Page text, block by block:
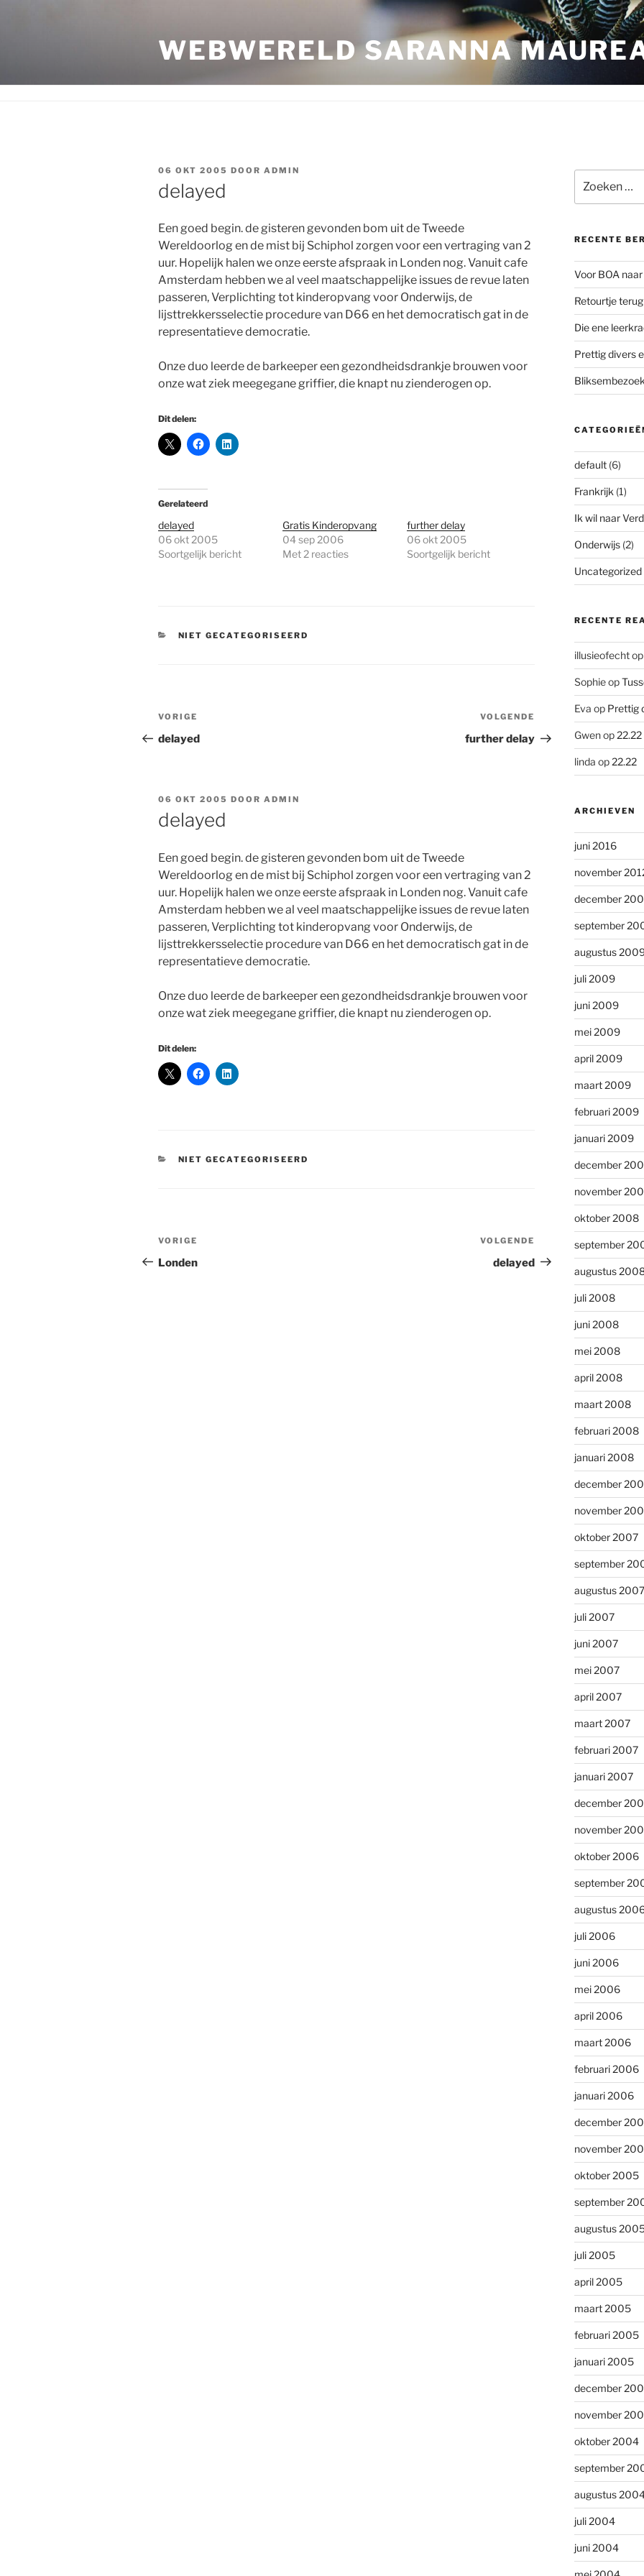
WEBWERELD SARANNA
GEPLAATST
OP
06 OKT 2005 DOOR ADMIN
delayed
Een goed begin. de gisteren gevonden bom uit de Tweede
Wereldoorlog en de mist bij Schiphol zorgen voor een vertraging van 2
uur. Hopelijk halen we onze eerste afspraak in Londen nog. Vanuit cafe
Amsterdam hebben we al veel maatschappelijke issues de revue laten
passeren, Verplichting tot kinderopvang voor Onderwijs, de
lijsttrekkersselectie procedure van D66 en het democratisch gat in de
representatieve democratie.
Onze duo leerde de barkeeper een gezondheidsdrankje brouwen voor
onze wat ziek meegegane griffier, die knapt nu zienderogen op.
Dit delen:
Gerelateerd
delayed
06 okt 2005
Soortgelijk bericht
Gratis Kinderopvang
04 sep 2006
Met 2 reacties
further delay
06 okt 2005
Soortgelijk bericht
CATEGORIEËN
NIET GECATEGORISEERD
Bericht
navigatie
Vorig
bericht
VORIGE
delayed
Volgend
bericht
VOLGENDE
further delay
GEPLAATST
OP
06 OKT 2005 DOOR ADMIN
delayed
Een goed begin. de gisteren gevonden bom uit de Tweede
Wereldoorlog en de mist bij Schiphol zorgen voor een vertraging van 2
uur. Hopelijk halen we onze eerste afspraak in Londen nog. Vanuit cafe
Amsterdam hebben we al veel maatschappelijke issues de revue laten
passeren, Verplichting tot kinderopvang voor Onderwijs, de
lijsttrekkersselectie procedure van D66 en het democratisch gat in de
representatieve democratie.
Onze duo leerde de barkeeper een gezondheidsdrankje brouwen voor
onze wat ziek meegegane griffier, die knapt nu zienderogen op.
Dit delen:
CATEGORIEËN
NIET GECATEGORISEERD
Bericht
navigatie
Vorig
bericht
VORIGE
Londen
Volgend
bericht
VOLGENDE
delayed
naar:
RECENTE
Voor BOA
Retourtje
Die ene
Prettig divers
default(6)
Frankrijk (1)
Ik wil naar
Onderwijs(2)
Uncategorized
RECENTE
illusieofechtop
Sophieop
Eva op Prettig
Gwenop22.22
linda op22.22
ARCHIEVEN
juni 2016
november
december
september
augustus
juli 2009
juni 2009
mei 2009
april 2009
maart 2009
februari 2009
januari 2009
december
november
oktober 2008
september
augustus
juli 2008
juni 2008
mei 2008
april 2008
maart 2008
februari 2008
januari 2008
december
november
oktober 2007
september
augustus 2007
juli 2007
juni 2007
mei 2007
april 2007
maart 2007
februari 2007
januari 2007
december
november
oktober 2006
september
augustus
juli 2006
juni 2006
mei 2006
april 2006
maart 2006
februari 2006
januari 2006
december
november
oktober 2005
september
augustus
juli 2005
april 2005
maart 2005
februari 2005
januari 2005
december
november
oktober 2004
september
augustus
juli 2004
juni 2004